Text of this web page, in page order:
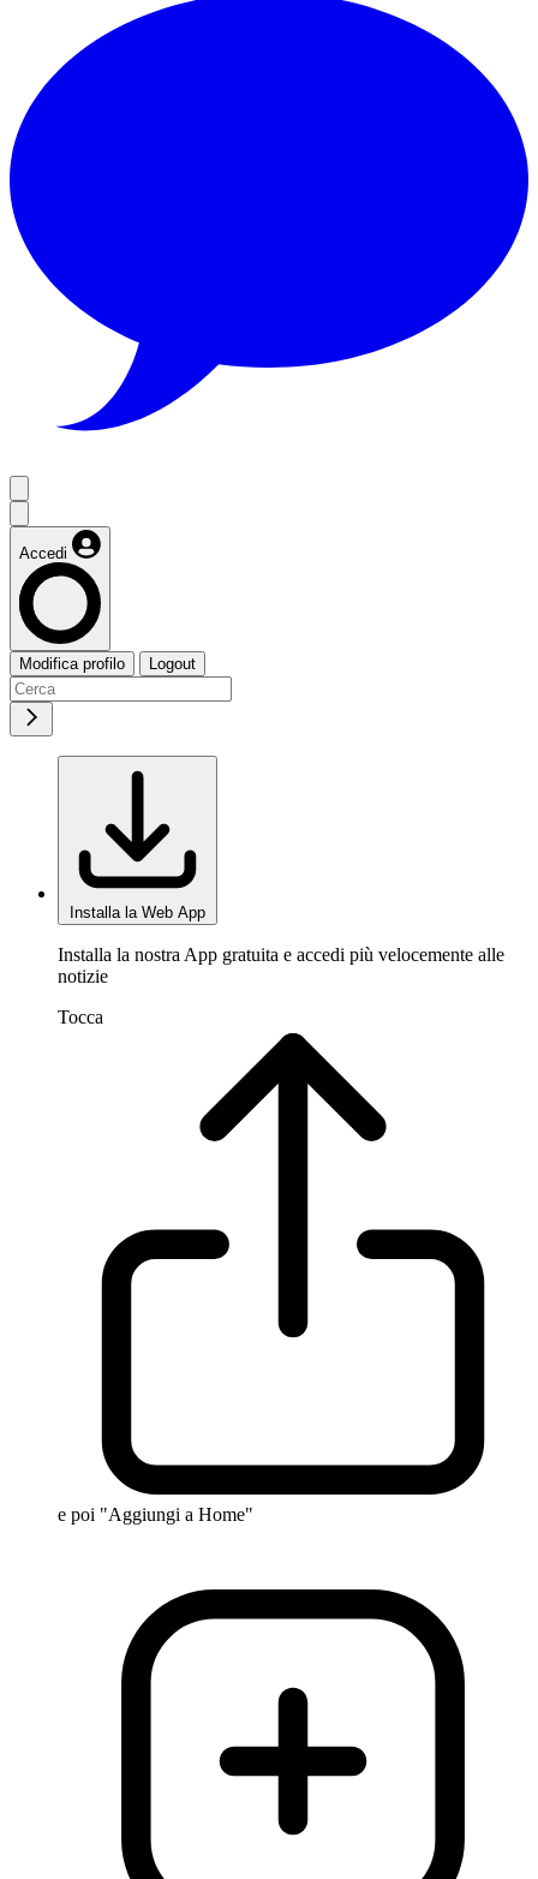
Accedi
Modifica profilo Logout
Installa la Web App
Installa la nostra App gratuita e accedi più velocemente alle
notizie
Tocca
e poi "Aggiungi a Home"